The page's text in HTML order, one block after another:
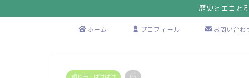
歴史とエコと
ホーム プロフィール お問い合わ